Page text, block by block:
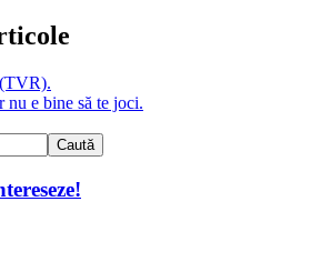
e bine să te joci.
Caută